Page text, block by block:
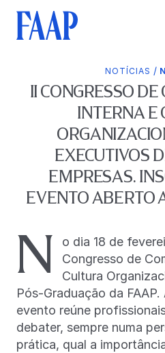
NOTÍCIAS /
II CONGRESSO
INTERNA E
EXECUTIVOS
EMPRESAS.
EVENTO ABERTO
N
o dia 18 de
Congresso de
Cultura
Pós-Graduação da
evento reúne
debater, sempre numa
prática, qual a